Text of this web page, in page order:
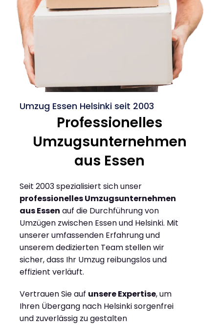
Umzug Essen Helsinki seit 2003
Professionelles
Umzugsunternehmen
aus Essen
Seit 2003 spezialisiert sich unser
professionelles Umzugsunternehmen
aus Essen auf die Durchführung von
Umzügen zwischen Essen und Helsinki. Mit
unserer umfassenden Erfahrung und
unserem dedizierten Team stellen wir
sicher, dass Ihr Umzug reibungslos und
effizient verläuft.
Vertrauen Sie auf unsere Expertise, um
Ihren Übergang nach Helsinki sorgenfrei
und zuverlässig zu gestalten